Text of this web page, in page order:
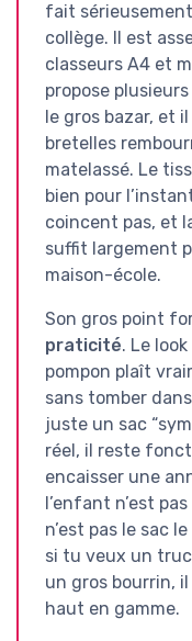
fait
collège. Il est
classeurs A4 et
propose
le gros bazar, et
bretelles
matelassé. Le
bien pour
coincent pas, et
suffit largement
maison-école.
Son gros point
praticité. Le
pompon plaît
sans tomber
juste un sac
réel, il reste
encaisser une
l’enfant n’est
n’est pas le sac
si tu veux un
un gros bourrin,
haut en gamme.